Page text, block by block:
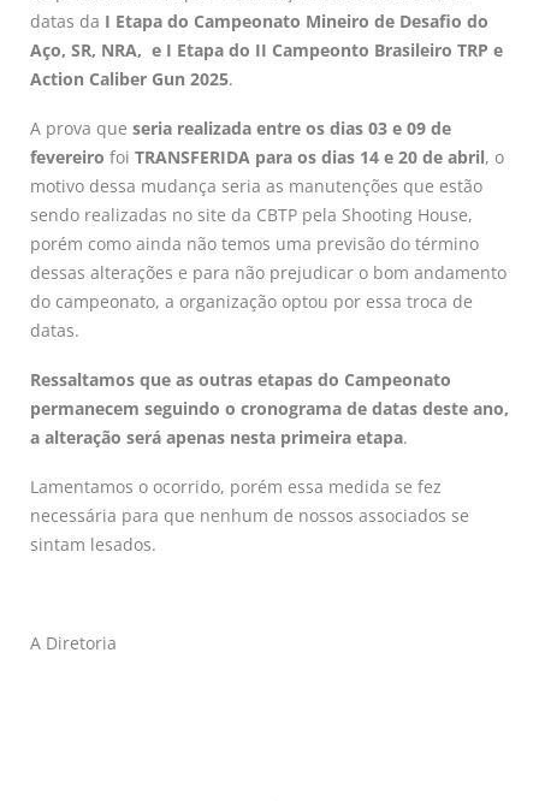
datas da I Etapa do Campeonato Mineiro de Desafio do
Aço, SR, NRA, e I Etapa do II Campeonto Brasileiro TRP e
Action Caliber Gun 2025.
A prova que seria realizada entre os dias 03 e 09 de
fevereiro foi TRANSFERIDA para os dias 14 e 20 de abril, o
motivo dessa mudança seria as manutenções que estão
sendo realizadas no site da CBTP pela Shooting House,
porém como ainda não temos uma previsão do término
dessas alterações e para não prejudicar o bom andamento
do campeonato, a organização optou por essa troca de
datas.
Ressaltamos que as outras etapas do Campeonato
permanecem seguindo o cronograma de datas deste ano,
a alteração será apenas nesta primeira etapa.
Lamentamos o ocorrido, porém essa medida se fez
necessária para que nenhum de nossos associados se
sintam lesados.
A Diretoria